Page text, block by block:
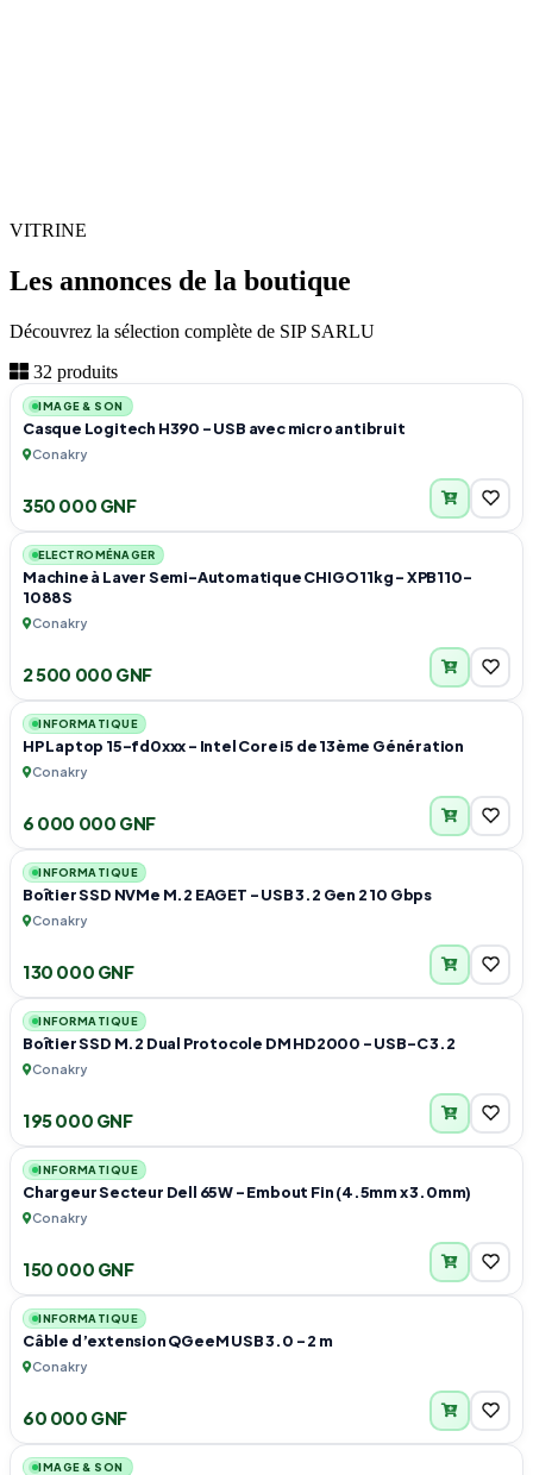
VITRINE
Les annonces de la boutique
Découvrez la sélection complète de SIP SARLU
32 produits
IMAGE & SON
Casque Logitech H390 – USB avec micro antibruit
Conakry
350 000 GNF
ELECTROMÉNAGER
Machine à Laver Semi-Automatique CHIGO 11kg – XPB110-
1088S
Conakry
2 500 000 GNF
INFORMATIQUE
HP Laptop 15-fd0xxx – Intel Core i5 de 13ème Génération
Conakry
6 000 000 GNF
INFORMATIQUE
Boîtier SSD NVMe M.2 EAGET – USB 3.2 Gen 2 10 Gbps
Conakry
130 000 GNF
INFORMATIQUE
Boîtier SSD M.2 Dual Protocole DM HD2000 – USB-C 3.2
Conakry
195 000 GNF
INFORMATIQUE
Chargeur Secteur Dell 65W – Embout Fin (4.5mm x 3.0mm)
Conakry
150 000 GNF
INFORMATIQUE
Câble d’extension QGeeM USB 3.0 – 2 m
Conakry
60 000 GNF
IMAGE & SON